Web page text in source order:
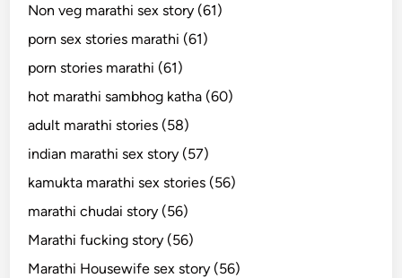
Non veg marathi sex story (61)
porn sex stories marathi (61)
porn stories marathi (61)
hot marathi sambhog katha (60)
adult marathi stories (58)
indian marathi sex story (57)
kamukta marathi sex stories (56)
marathi chudai story (56)
Marathi fucking story (56)
Marathi Housewife sex story (56)